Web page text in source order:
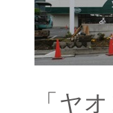
「ヤ